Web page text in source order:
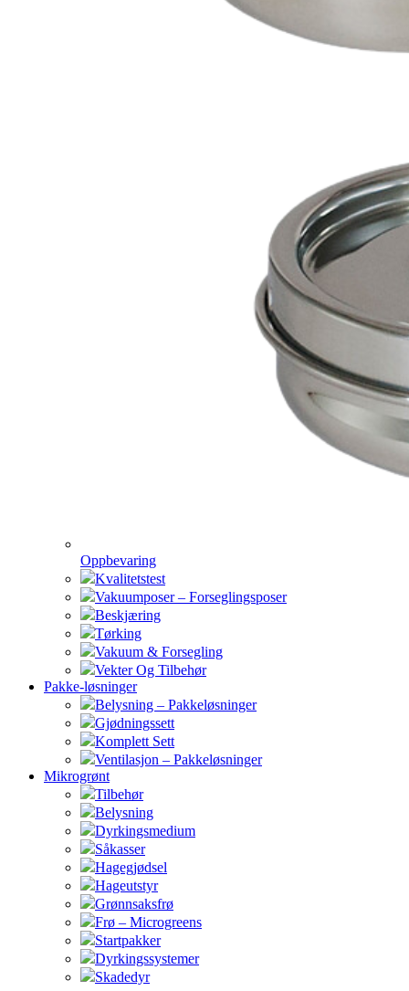
Oppbevaring
Kvalitetstest
Vakuumposer – Forseglingsposer
Beskjæring
Tørking
Vakuum & Forsegling
Vekter Og Tilbehør
Pakke-løsninger
Belysning – Pakkeløsninger
Gjødningssett
Komplett Sett
Ventilasjon – Pakkeløsninger
Mikrogrønt
Tilbehør
Belysning
Dyrkingsmedium
Såkasser
Hagegjødsel
Hageutstyr
Grønnsaksfrø
Frø – Microgreens
Startpakker
Dyrkingssystemer
Skadedyr